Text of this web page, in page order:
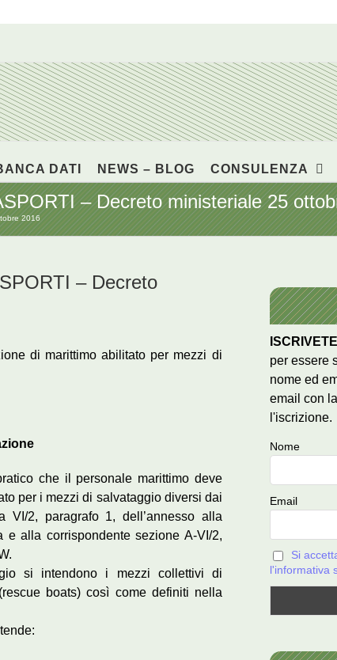
DATI NEWS – BLOG CONSULENZA
– Decreto ministeriale 25
2016
– Decreto
di marittimo abilitato per mezzi di
che il personale marittimo deve
per i mezzi di salvataggio diversi dai
VI/2, paragrafo 1, dell’annesso alla
e alla corrispondente sezione A-VI/2,
si intendono i mezzi collettivi di
boats) così come definiti nella
per essere
nome ed
email con
l'iscrizione.
Nome
Email
Si
l'informativa